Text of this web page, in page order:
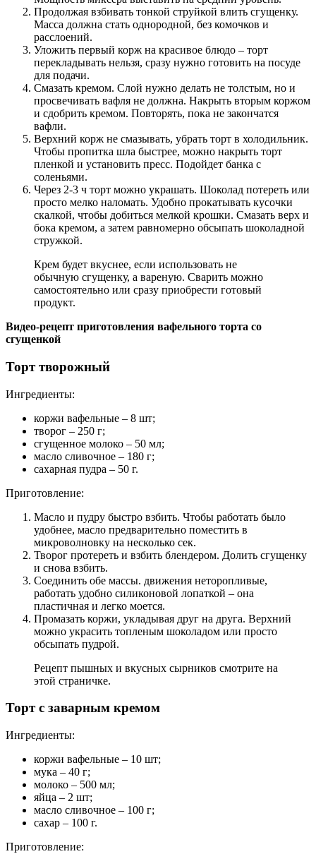
Продолжая взбивать тонкой струйкой влить сгущенку.
Масса должна стать однородной, без комочков и
расслоений.
Уложить первый корж на красивое блюдо – торт
перекладывать нельзя, сразу нужно готовить на посуде
для подачи.
Смазать кремом. Слой нужно делать не толстым, но и
просвечивать вафля не должна. Накрыть вторым коржом
и сдобрить кремом. Повторять, пока не закончатся
вафли.
Верхний корж не смазывать, убрать торт в холодильник.
Чтобы пропитка шла быстрее, можно накрыть торт
пленкой и установить пресс. Подойдет банка с
соленьями.
Через 2-3 ч торт можно украшать. Шоколад потереть или
просто мелко наломать. Удобно прокатывать кусочки
скалкой, чтобы добиться мелкой крошки. Смазать верх и
бока кремом, а затем равномерно обсыпать шоколадной
стружкой.
Крем будет вкуснее, если использовать не
обычную сгущенку, а вареную. Сварить можно
самостоятельно или сразу приобрести готовый
продукт.
Видео-рецепт приготовления вафельного торта со
сгущенкой
Торт творожный
Ингредиенты:
коржи вафельные – 8 шт;
творог – 250 г;
сгущенное молоко – 50 мл;
масло сливочное – 180 г;
сахарная пудра – 50 г.
Приготовление:
Масло и пудру быстро взбить. Чтобы работать было
удобнее, масло предварительно поместить в
микроволновку на несколько сек.
Творог протереть и взбить блендером. Долить сгущенку
и снова взбить.
Соединить обе массы. движения неторопливые,
работать удобно силиконовой лопаткой – она
пластичная и легко моется.
Промазать коржи, укладывая друг на друга. Верхний
можно украсить топленым шоколадом или просто
обсыпать пудрой.
Рецепт пышных и вкусных сырников смотрите на
этой страничке.
Торт с заварным кремом
Ингредиенты:
коржи вафельные – 10 шт;
мука – 40 г;
молоко – 500 мл;
яйца – 2 шт;
масло сливочное – 100 г;
сахар – 100 г.
Приготовление: